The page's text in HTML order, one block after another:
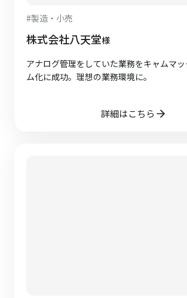
#製造・小売
株式会社八天堂様
アナログ管理をしていた業務をキャムマ
ム化に成功。理想の業務環境に。
詳細はこちら